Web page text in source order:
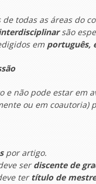
todas as áreas do
são
em português,
e não pode estar em
ou em coautoria)
por artigo.
serdiscente de
tertítulo de